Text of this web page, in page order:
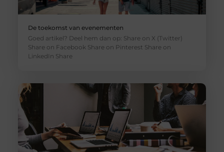
De toekomst van evenementen
Goed artikel? Deel hem dan op: Share on X (Twitter)
Share on Facebook Share on Pinterest Share on
LinkedIn Share